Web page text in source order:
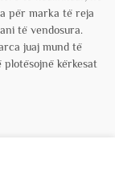
për marka të reja
të vendosura.
juaj mund të
kërkesat